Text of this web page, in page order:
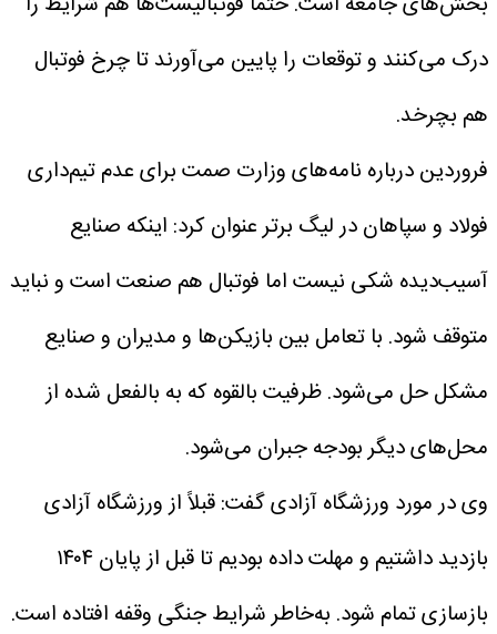
درک می‌کنند و توقعات را پایین می‌آورند تا چرخ فوتبال
هم بچرخد.
فروردین درباره نامه‌های وزارت صمت برای عدم تیم‌داری
فولاد و سپاهان در لیگ برتر عنوان کرد: اینکه صنایع
آسیب‌دیده شکی نیست اما فوتبال هم صنعت است و نباید
متوقف شود. با تعامل بین بازیکن‌ها و مدیران و صنایع
مشکل حل می‌شود. ظرفیت بالقوه که به بالفعل شده از
محل‌های دیگر بودجه جبران می‌شود.
وی در مورد ورزشگاه آزادی گفت: قبلاً از ورزشگاه آزادی
بازدید داشتیم و مهلت داده بودیم تا قبل از پایان ۱۴۰۴
بازسازی تمام شود. به‌خاطر شرایط جنگی وقفه افتاده است.